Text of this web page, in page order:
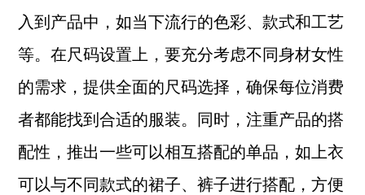
入到产品中，如当下流行的色彩、款式和工艺
等。在尺码设置上，要充分考虑不同身材女性
的需求，提供全面的尺码选择，确保每位消费
者都能找到合适的服装。同时，注重产品的搭
配性，推出一些可以相互搭配的单品，如上衣
可以与不同款式的裙子、裤子进行搭配，方便